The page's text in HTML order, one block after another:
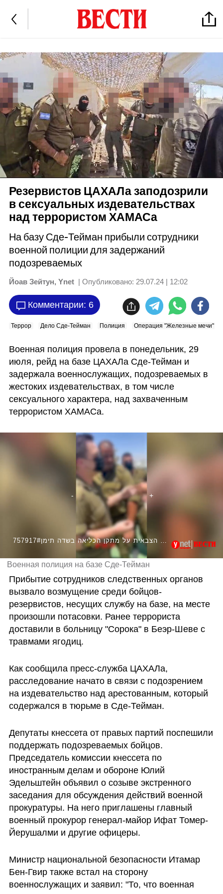
Резервистов ЦАХАЛа заподозрили
в сексуальных издевательствах
над террористом ХАМАСа
На базу Сде-Тейман прибыли сотрудники
военной полиции для задержаний
подозреваемых
Йоав Зейтун, Ynet | Опубликовано: 29.07.24 | 12:02
Комментарии: 6
Террор Дело Сде-Тейман Полиция Операция "Железные мечи"
Военная полиция провела в понедельник, 29
июля, рейд на базе ЦАХАЛа Сде-Тейман и
задержала военнослужащих, подозреваемых в
жестоких издевательствах, в том числе
сексуального характера, над захваченным
террористом ХАМАСа.
Военная полиция на базе Сде-Тейман
Прибытие сотрудников следственных органов
вызвало возмущение среди бойцов-
резервистов, несущих службу на базе, на месте
произошли потасовки. Ранее террориста
доставили в больницу "Сорока" в Беэр-Шеве с
травмами ягодиц.
Как сообщила пресс-служба ЦАХАЛа,
расследование начато в связи с подозрением
на издевательство над арестованным, который
содержался в тюрьме в Сде-Тейман.
Депутаты кнессета от правых партий поспешили
поддержать подозреваемых бойцов.
Председатель комиссии кнессета по
иностранным делам и обороне Юлий
Эдельштейн объявил о созыве экстренного
заседания для обсуждения действий военной
прокуратуры. На него приглашены главный
военный прокурор генерал-майор Ифат Томер-
Йерушалми и другие офицеры.
Министр национальной безопасности Итамар
Бен-Гвир также встал на сторону
военнослужащих и заявил: "То, что военная